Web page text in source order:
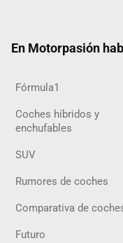
En Motorpasión
Fórmula1
Coches híbridos y
enchufables
SUV
Rumores de coches
Comparativa de
Futuro